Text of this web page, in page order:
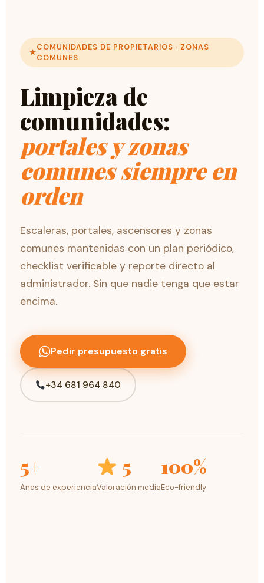
COMUNIDADES DE PROPIETARIOS · ZONAS
COMUNES
Limpieza de
comunidades:
portales y zonas
comunes siempre en
orden
Escaleras, portales, ascensores y zonas
comunes mantenidas con un plan periódico,
checklist verificable y reporte directo al
administrador. Sin que nadie tenga que estar
encima.
Pedir presupuesto gratis
+34 681 964 840
5+
Años de experiencia
5
Valoración media
100%
Eco-friendly